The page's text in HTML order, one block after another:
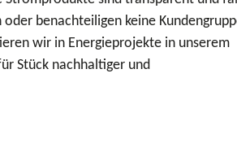
benachteiligen keine
wir in Energieprojekte in unserem
Stück nachhaltiger und